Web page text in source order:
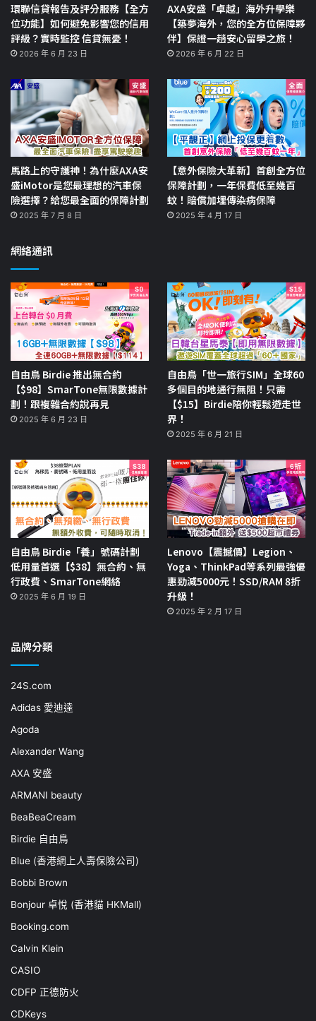
環聯信貸報告及評分服務【全方
位功能】如何避免影響您的信用
評級？實時監控 信貸無憂！
2026 年 6 月 23 日
AXA安盛「卓越」海外升學樂
【築夢海外，您的全方位保障夥
伴】保證一趟安心留學之旅！
2026 年 6 月 22 日
馬路上的守護神！為什麼AXA安
盛iMotor是您最理想的汽車保
險選擇？給您最全面的保障計劃
2025 年 7 月 8 日
【意外保險大革新】首創全方位
保障計劃，一年保費低至幾百
蚊！賠償加埋傳染病保障
2025 年 4 月 17 日
網絡通訊
自由鳥 Birdie 推出無合約
【$98】SmarTone無限數據計
劃！跟複雜合約說再見
2025 年 6 月 23 日
自由鳥「世一旅行SIM」全球60
多個目的地通行無阻！只需
【$15】Birdie陪你輕鬆遊走世
界！
2025 年 6 月 21 日
自由鳥 Birdie「養」號碼計劃
低用量首選【$38】無合約、無
行政費、SmarTone網絡
2025 年 6 月 19 日
Lenovo【震撼價】Legion、
Yoga、ThinkPad等系列最強優
惠勁減5000元！SSD/RAM 8折
升級！
2025 年 2 月 17 日
品牌分類
24S.com
Adidas 愛迪達
Agoda
Alexander Wang
AXA 安盛
ARMANI beauty
BeaBeaCream
Birdie 自由鳥
Blue (香港網上人壽保險公司)
Bobbi Brown
Bonjour 卓悅 (香港貓 HKMall)
Booking.com
Calvin Klein
CASIO
CDFP 正德防火
CDKeys